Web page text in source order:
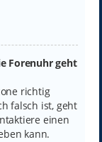
Forenuhr geht
richtig
falsch ist, geht
einen
kann.